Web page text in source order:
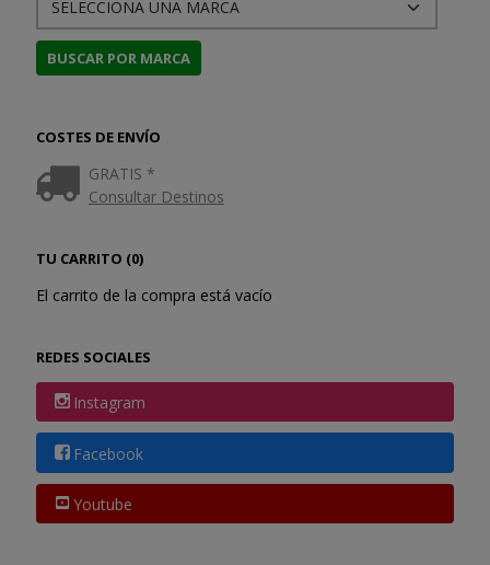
COSTES DE ENVÍO
GRATIS *
Consultar Destinos
TU CARRITO (0)
El carrito de la compra está vacío
REDES SOCIALES
Instagram
Facebook
Youtube